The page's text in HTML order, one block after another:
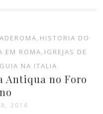
, HISTORIA DO
EM ROMA, IGREJAS DE
NA ITALIA
Antiqua no Foro
2016